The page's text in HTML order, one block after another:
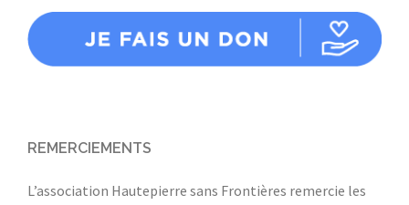
REMERCIEMENTS
L’association Hautepierre sans Frontières remercie les